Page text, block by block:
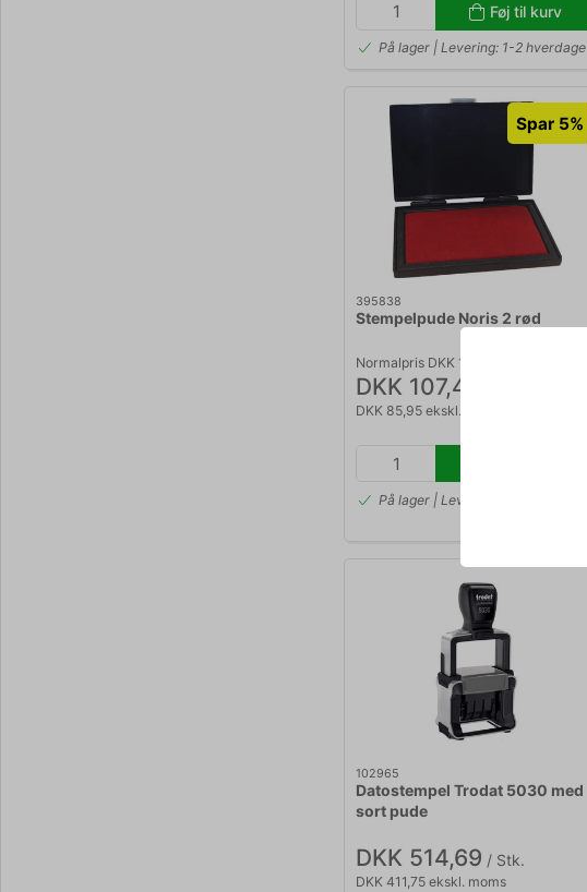
Føj til kurv
På lager | Levering: 1-2 hverdage
Spar 5%
395838
Stempelpude Noris 2 rød
Normalpris DKK 113,69
DKK 107,44
DKK 85,95 ekskl. moms
På lager | Lev.tid: 2-5 hverdage
102965
Datostempel Trodat 5030 med
sort pude
DKK 514,69 / Stk.
DKK 411,75 ekskl. moms